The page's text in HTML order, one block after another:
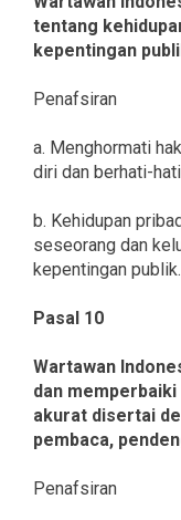
tentang
kepentingan
Penafsiran
a. Menghormati
diri dan berhati-
b. Kehidupan
seseorang dan
kepentingan publik.
Pasal 10
Wartawan
dan
akurat disertai
pembaca,
Penafsiran